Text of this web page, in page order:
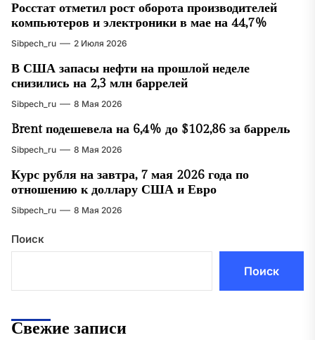
Росстат отметил рост оборота производителей
компьютеров и электроники в мае на 44,7%
Sibpech_ru 2 Июля 2026
В США запасы нефти на прошлой неделе
снизились на 2,3 млн баррелей
Sibpech_ru 8 Мая 2026
Brent подешевела на 6,4% до $102,86 за баррель
Sibpech_ru 8 Мая 2026
Курс рубля на завтра, 7 мая 2026 года по
отношению к доллару США и Евро
Sibpech_ru 8 Мая 2026
Поиск
Поиск
Свежие записи